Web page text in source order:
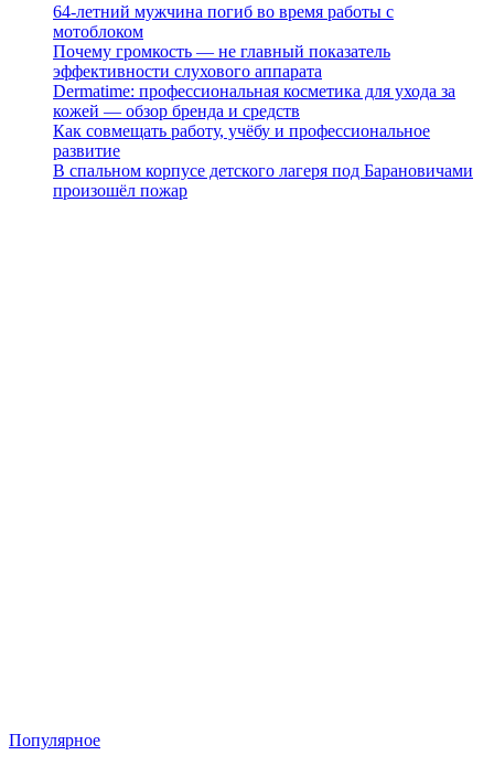
64-летний мужчина погиб во время работы с
мотоблоком
Почему громкость — не главный показатель
эффективности слухового аппарата
Dermatime: профессиональная косметика для ухода за
кожей — обзор бренда и средств
Как совмещать работу, учёбу и профессиональное
развитие
В спальном корпусе детского лагеря под Барановичами
произошёл пожар
Популярное